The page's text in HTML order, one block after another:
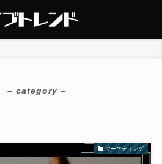
– category –
マーケティング